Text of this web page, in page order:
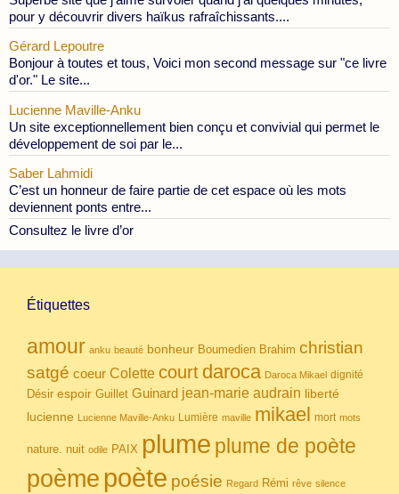
pour y découvrir divers haïkus rafraîchissants....
Gérard Lepoutre
Bonjour à toutes et tous, Voici mon second message sur "ce livre
d'or." Le site...
Lucienne Maville-Anku
Un site exceptionnellement bien conçu et convivial qui permet le
développement de soi par le...
Saber Lahmidi
C’est un honneur de faire partie de cet espace où les mots
deviennent ponts entre...
Consultez le livre d’or
Étiquettes
amour anku beauté bonheur Boumedien Brahim christian
satgé coeur Colette court daroca Daroca Mikael dignité
Désir espoir Guillet Guinard jean-marie audrain liberté
lucienne Lucienne Maville-Anku Lumière maville mikael mort mots
nature. nuit odile PAIX plume plume de poète
poème poète poésie Regard Rémi rêve silence